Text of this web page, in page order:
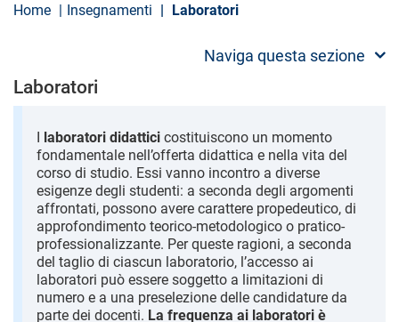
Home Insegnamenti Laboratori
Naviga questa sezione
Laboratori
I laboratori didattici costituiscono un momento
fondamentale nell’offerta didattica e nella vita del
corso di studio. Essi vanno incontro a diverse
esigenze degli studenti: a seconda degli argomenti
affrontati, possono avere carattere propedeutico, di
approfondimento teorico-metodologico o pratico-
professionalizzante. Per queste ragioni, a seconda
del taglio di ciascun laboratorio, l’accesso ai
laboratori può essere soggetto a limitazioni di
numero e a una preselezione delle candidature da
parte dei docenti. La frequenza ai laboratori è